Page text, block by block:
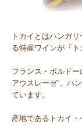
トカイとはハンガ
る特産ワインが『ト
フランス・ボルドー
アウスレーゼ”、ハ
ています。
産地であるトカイ